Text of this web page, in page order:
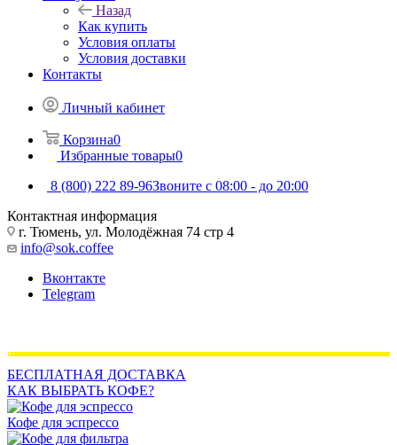
Назад
Как купить
Условия оплаты
Условия доставки
Контакты
Личный кабинет
Корзина0
Избранные товары0
8 (800) 222 89-96Звоните с 08:00 - до 20:00
Контактная информация
г. Тюмень, ул. Молодёжная 74 стр 4
info@sok.coffee
Вконтакте
Telegram
БЕСПЛАТНАЯ ДОСТАВКА
КАК ВЫБРАТЬ КОФЕ?
Кофе для эспрессо